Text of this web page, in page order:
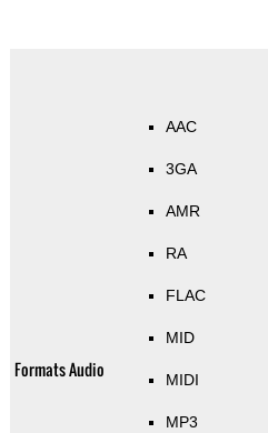
Formats Audio
AAC
3GA
AMR
RA
FLAC
MID
MIDI
MP3